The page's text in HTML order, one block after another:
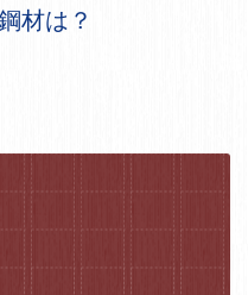
材は？